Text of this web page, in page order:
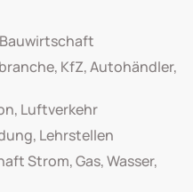
KfZ, Autohändler,
Luftverkehr
Lehrstellen
Strom, Gas, Wasser,